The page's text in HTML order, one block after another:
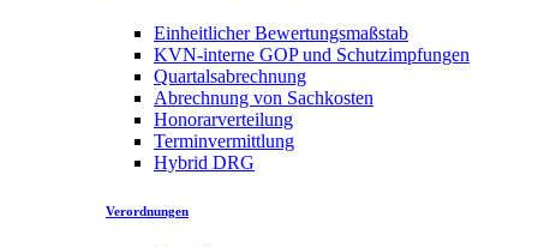
Einheitlicher Bewertungsmaßstab
KVN-interne GOP und Schutzimpfungen
Quartalsabrechnung
Abrechnung von Sachkosten
Honorarverteilung
Terminvermittlung
Hybrid DRG
Verordnungen